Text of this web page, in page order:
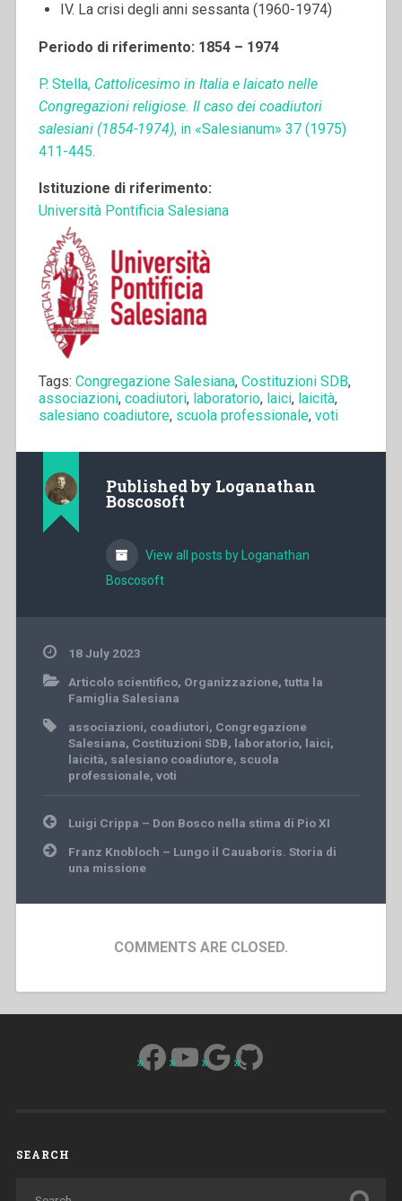
IV. La crisi degli anni sessanta (1960-1974)
Periodo di riferimento: 1854 – 1974
P. Stella, Cattolicesimo in Italia e laicato nelle
Congregazioni religiose. Il caso dei coadiutori
salesiani (1854-1974), in «Salesianum» 37 (1975)
411-445.
Istituzione di riferimento:
Università Pontificia Salesiana
Tags: Congregazione Salesiana, Costituzioni SDB,
associazioni, coadiutori, laboratorio, laici, laicità,
salesiano coadiutore, scuola professionale, voti
Published by Loganathan
Boscosoft
View all posts by Loganathan
Boscosoft
18 July 2023
Articolo scientifico, Organizzazione, tutta la
Famiglia Salesiana
associazioni, coadiutori, Congregazione
Salesiana, Costituzioni SDB, laboratorio, laici,
laicità, salesiano coadiutore, scuola
professionale, voti
Post
navigation
Luigi Crippa – Don Bosco nella stima di Pio XI
Franz Knobloch – Lungo il Cauaboris. Storia di
una missione
COMMENTS ARE CLOSED.
Facebook
YouTube
Google
GitHub
SEARCH